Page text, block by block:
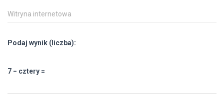
Witryna internetowa
Podaj wynik (liczba):
7 − cztery =